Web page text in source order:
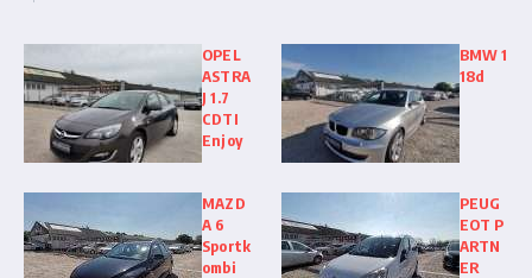
OPEL
ASTRA
J 1.7
CDTI
Enjoy
BMW 1
18d
MAZD
A 6
Sportk
ombi
PEUG
EOT P
ARTN
ER